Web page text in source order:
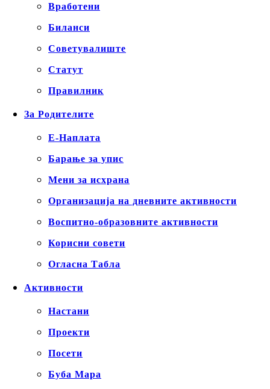
Вработени
Биланси
Советувалиште
Статут
Правилник
За Родителите
Е-Наплата
Барање за упис
Мени за исхрана
Организација на дневните активности
Воспитно-образовните активности
Корисни совети
Огласна Табла
Активности
Настани
Проекти
Посети
Буба Мара